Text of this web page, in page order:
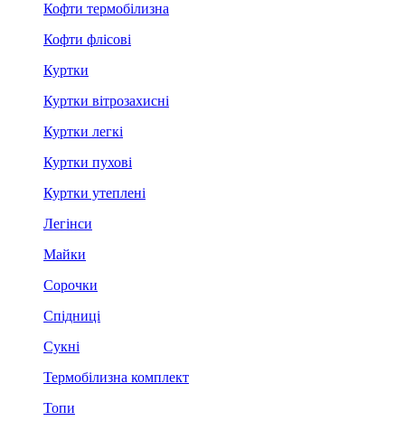
Кофти термобілизна
Кофти флісові
Куртки
Куртки вітрозахисні
Куртки легкі
Куртки пухові
Куртки утеплені
Легінси
Майки
Сорочки
Спідниці
Сукні
Термобілизна комплект
Топи